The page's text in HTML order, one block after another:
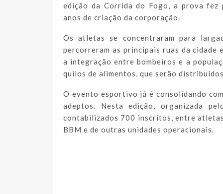
edição da Corrida do Fogo, a prova fez
anos de criação da corporação.
Os atletas se concentraram para
percorreram as principais ruas da cidade
a integração entre bombeiros e a
quilos de alimentos, que serão
O evento esportivo já é consolidando
adeptos. Nesta edição, organizada
contabilizados 700 inscritos, entre
BBM e de outras unidades operacionais.